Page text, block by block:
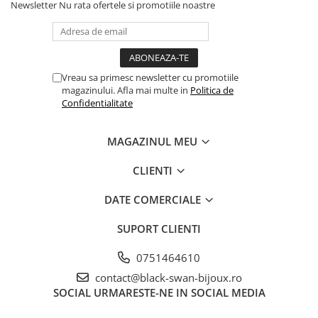
Newsletter Nu rata ofertele si promotiile noastre
Vreau sa primesc newsletter cu promotiile
magazinului. Afla mai multe in Politica de
Confidentialitate
MAGAZINUL MEU
CLIENTI
DATE COMERCIALE
SUPORT CLIENTI
0751464610
contact@black-swan-bijoux.ro
SOCIAL URMARESTE-NE IN SOCIAL MEDIA